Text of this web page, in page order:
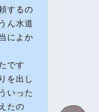
するの
ん水道
によか
です
を出し
いった
たの